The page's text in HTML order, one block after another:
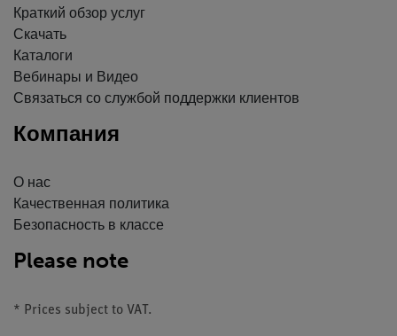
Краткий обзор услуг
Скачать
Каталоги
Вебинары и Видео
Связаться со службой поддержки клиентов
Компания
О нас
Качественная политика
Безопасность в классе
Please note
* Prices subject to VAT.